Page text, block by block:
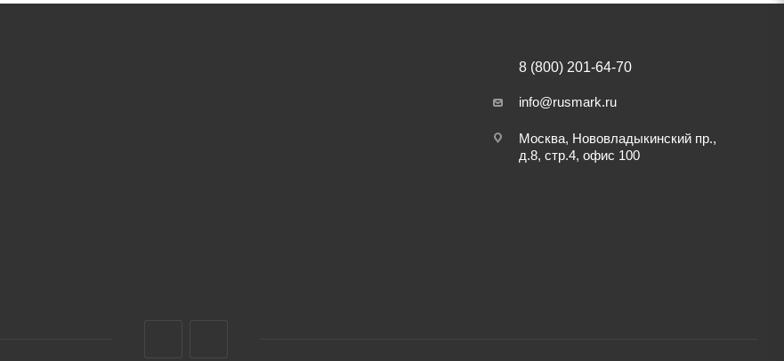
8 (800) 201-64-70
info@rusmark.ru
Москва, Нововладыкинский пр.,
д.8, стр.4, офис 100